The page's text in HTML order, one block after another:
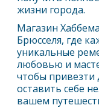
жизни города.
Магазин
Брюсселя, где
уникальные
любовью и
чтобы привезти
оставить себе
вашем